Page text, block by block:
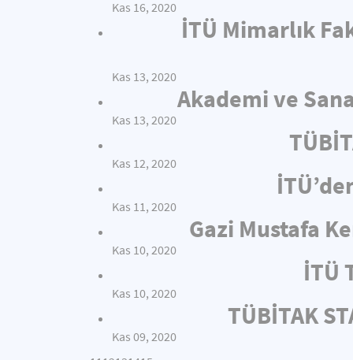
Kas 16, 2020
İTÜ Mimarlık
Kas 13, 2020
Akademi ve
Kas 13, 2020
Kas 12, 2020
Kas 11, 2020
Gazi Mustafa
Kas 10, 2020
İTÜ
Kas 10, 2020
TÜBİTAK
Kas 09, 2020